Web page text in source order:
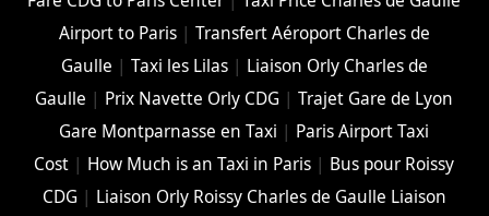
Airport to Paris| Transfert Aéroport Charles de
Gaulle | Taxi les Lilas| Liaison Orly Charles de
Gaulle | Prix Navette Orly CDG |Trajet Gare de Lyon
Gare Montparnasse en Taxi | Paris Airport Taxi
Cost | How Much is an Taxi in Paris | Bus pour Roissy
CDG | Liaison Orly Roissy Charles de Gaulle Liaison